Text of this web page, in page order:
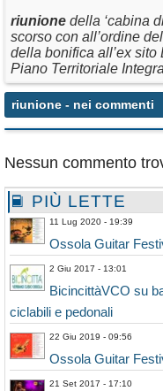
riunione della ‘cabina
scorso con all’ordine
della bonifica all’ex
Piano Territoriale
riunione - nei commenti
Nessun commento
PIÙ LETTE
11 Lug 2020 - 19:39
Ossola Guitar
2 Giu 2017 - 13:01
BicincittàVCO su
ciclabili e pedonali
22 Giu 2019 - 09:56
Ossola Guitar
21 Set 2017 - 17:10